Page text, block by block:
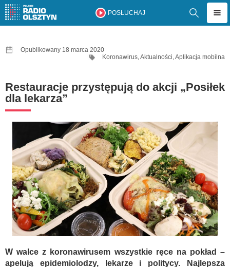
POSŁUCHAJ
Opublikowany 18 marca 2020
Koronawirus,Aktualności,Aplikacja mobilna
Restauracje przystępują do akcji „Posiłek
dla lekarza”
W walce z koronawirusem wszystkie ręce na pokład –
apelują epidemiolodzy, lekarze i politycy. Najlepsza